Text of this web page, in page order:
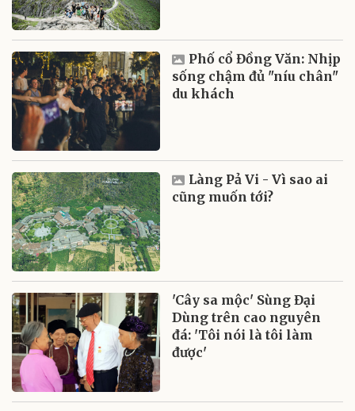
Phố cổ Đồng Văn: Nhịp
sống chậm đủ "níu chân"
du khách
Làng Pả Vi - Vì sao ai
cũng muốn tới?
'Cây sa mộc' Sùng Đại
Dùng trên cao nguyên
đá: 'Tôi nói là tôi làm
được'